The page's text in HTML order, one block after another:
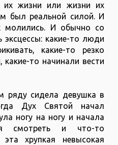
жизни или жизни их
был реальной силой. И
И обычно со
эксцессы: какие-то люди
какие-то резко
то начинали вести
ряду сидела девушка в
Дух Святой начал
ногу на ногу и начала
смотреть и что-то
хрупкая невысокая